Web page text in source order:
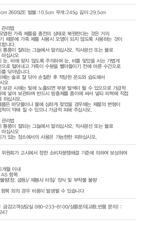
260SIZE 발볼:10.5cm 무게:245g 길이:29.5cm
관리법
염된 가죽 제품을 종전의 상태로 복원한다는 것은 거의
때문에 가죽 제품 사용시 오염이 되지 않도록 사용하는 것이
니다.
통풍이 잘되는 그늘에서 말리십시오. 직사광선 또는 불로
마십시오
눈, 비에 맞지 않도록 주의하며 눈, 비를 맞았을 시는 가볍게
으로 털어내고 가죽이 수분을 빨아들이기 전에 마른 수건으로
닦아냅니다.
에는 솔로 잘 닦아 손질한 후 적당한 온도와 습도에서
오
보관 시에는 빛에 노출되면 부분 탈색이 될 수 있으므로 가급적
에 넣어 보관하며 반드시 방충제를 종이에 싸서 넣되 피혁에 직접
하십시오.
품은 바닷물이나 물에 심하게 젖었을 경우에는 제품의 변형이
착이 약해 질 수 있으니 가급적 피해 주십시오.
관리법
통풍이 잘되는 그늘에서 말리십시오. 직사광선 또는 불로
마십시오
위원회가 고시에서 정한 소비자분쟁해결 기준에 의하여 보상하여
개월 이내
목 외의 경우 비용이 발생될 수 있습니다
금강고객상담실 080-233-8100/상품문의(교환,반품 문의) :